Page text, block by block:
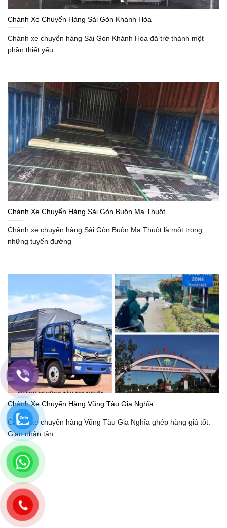
Chành Xe Chuyển Hàng Sài Gòn Khánh Hòa
Chành xe chuyển hàng Sài Gòn Khánh Hòa đã trở thành một
phần thiết yếu
Chành Xe Chuyển Hàng Sài Gòn Buôn Ma Thuột
Chành xe chuyển hàng Sài Gòn Buôn Ma Thuột là một trong
những tuyến đường
Chành Xe Chuyển Hàng Vũng Tàu Gia Nghĩa
Chành xe chuyển hàng Vũng Tàu Gia Nghĩa ghép hàng giá tốt.
Giao nhận tận